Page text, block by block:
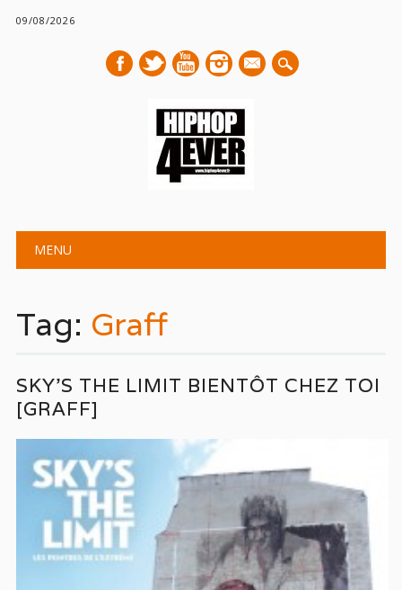
09/08/2026
mail
Main menu
MENU
Tag: Graff
SKY’S THE LIMIT BIENTÔT CHEZ TOI
[GRAFF]